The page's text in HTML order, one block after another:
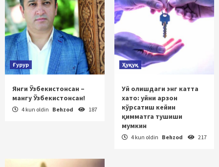
Ғурур
Янги Ўзбекистонсан –
мангу Ўзбекистонсан!
4 kun oldin Behzod 187
Ҳуқуқ
Уй олишдаги энг катта
хато: уйни арзон
кўрсатиш кейин
қимматга тушиши
мумкин
4 kun oldin Behzod 217